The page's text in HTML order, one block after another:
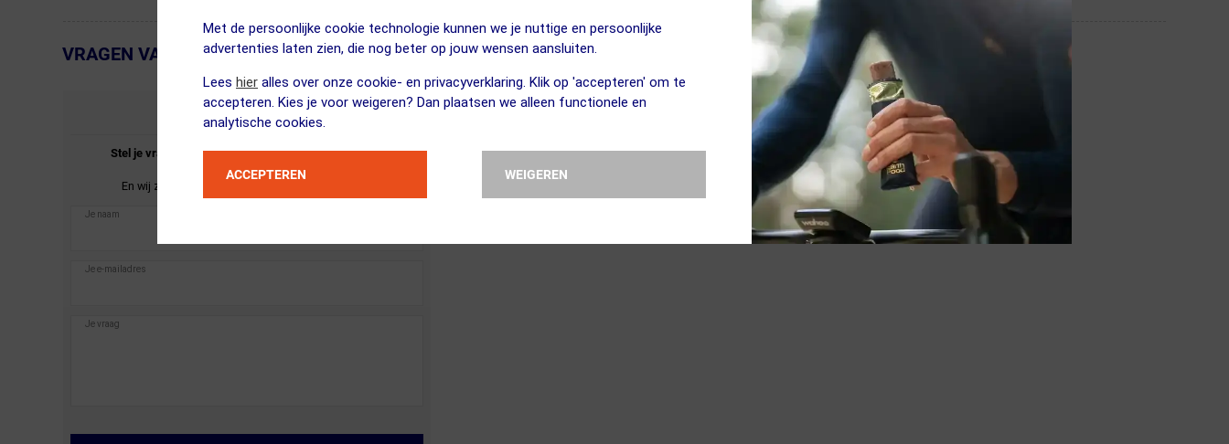
Met de persoonlijke cookie technologie kunnen we je nuttige en persoonlijke
advertenties laten zien, die nog beter op jouw wensen aansluiten.
Lees hier alles over onze cookie- en privacyverklaring. Klik op 'accepteren' om te
accepteren. Kies je voor weigeren? Dan plaatsen we alleen functionele en
analytische cookies.
ACCEPTEREN WEIGEREN
← Terug naar productnavigatie
VRAGEN VAN KLANTEN
STEL JE VRAAG
Stel je vraag over deUSWEOutlander 2 Drinkrugzak
Roze.
En wij zullen je zo spoedig mogelijk antwoorden.